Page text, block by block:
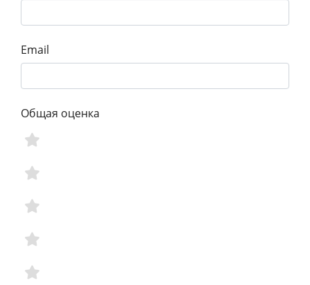
Email
Общая оценка